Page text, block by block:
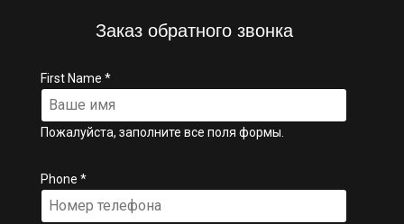
Заказ обратного звонка
First Name *
Пожалуйста, заполните все поля формы.
Phone *